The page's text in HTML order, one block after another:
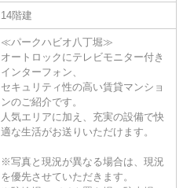
14階建
≪パークハビオ八丁堀≫
オートロックにテレビモニター付き
インターフォン、
セキュリティ性の高い賃貸マンショ
ンのご紹介です。
人気エリアに加え、充実の設備で快
適な生活がお送りいただけます。
※写真と現況が異なる場合は、現況
を優先させていただきます。